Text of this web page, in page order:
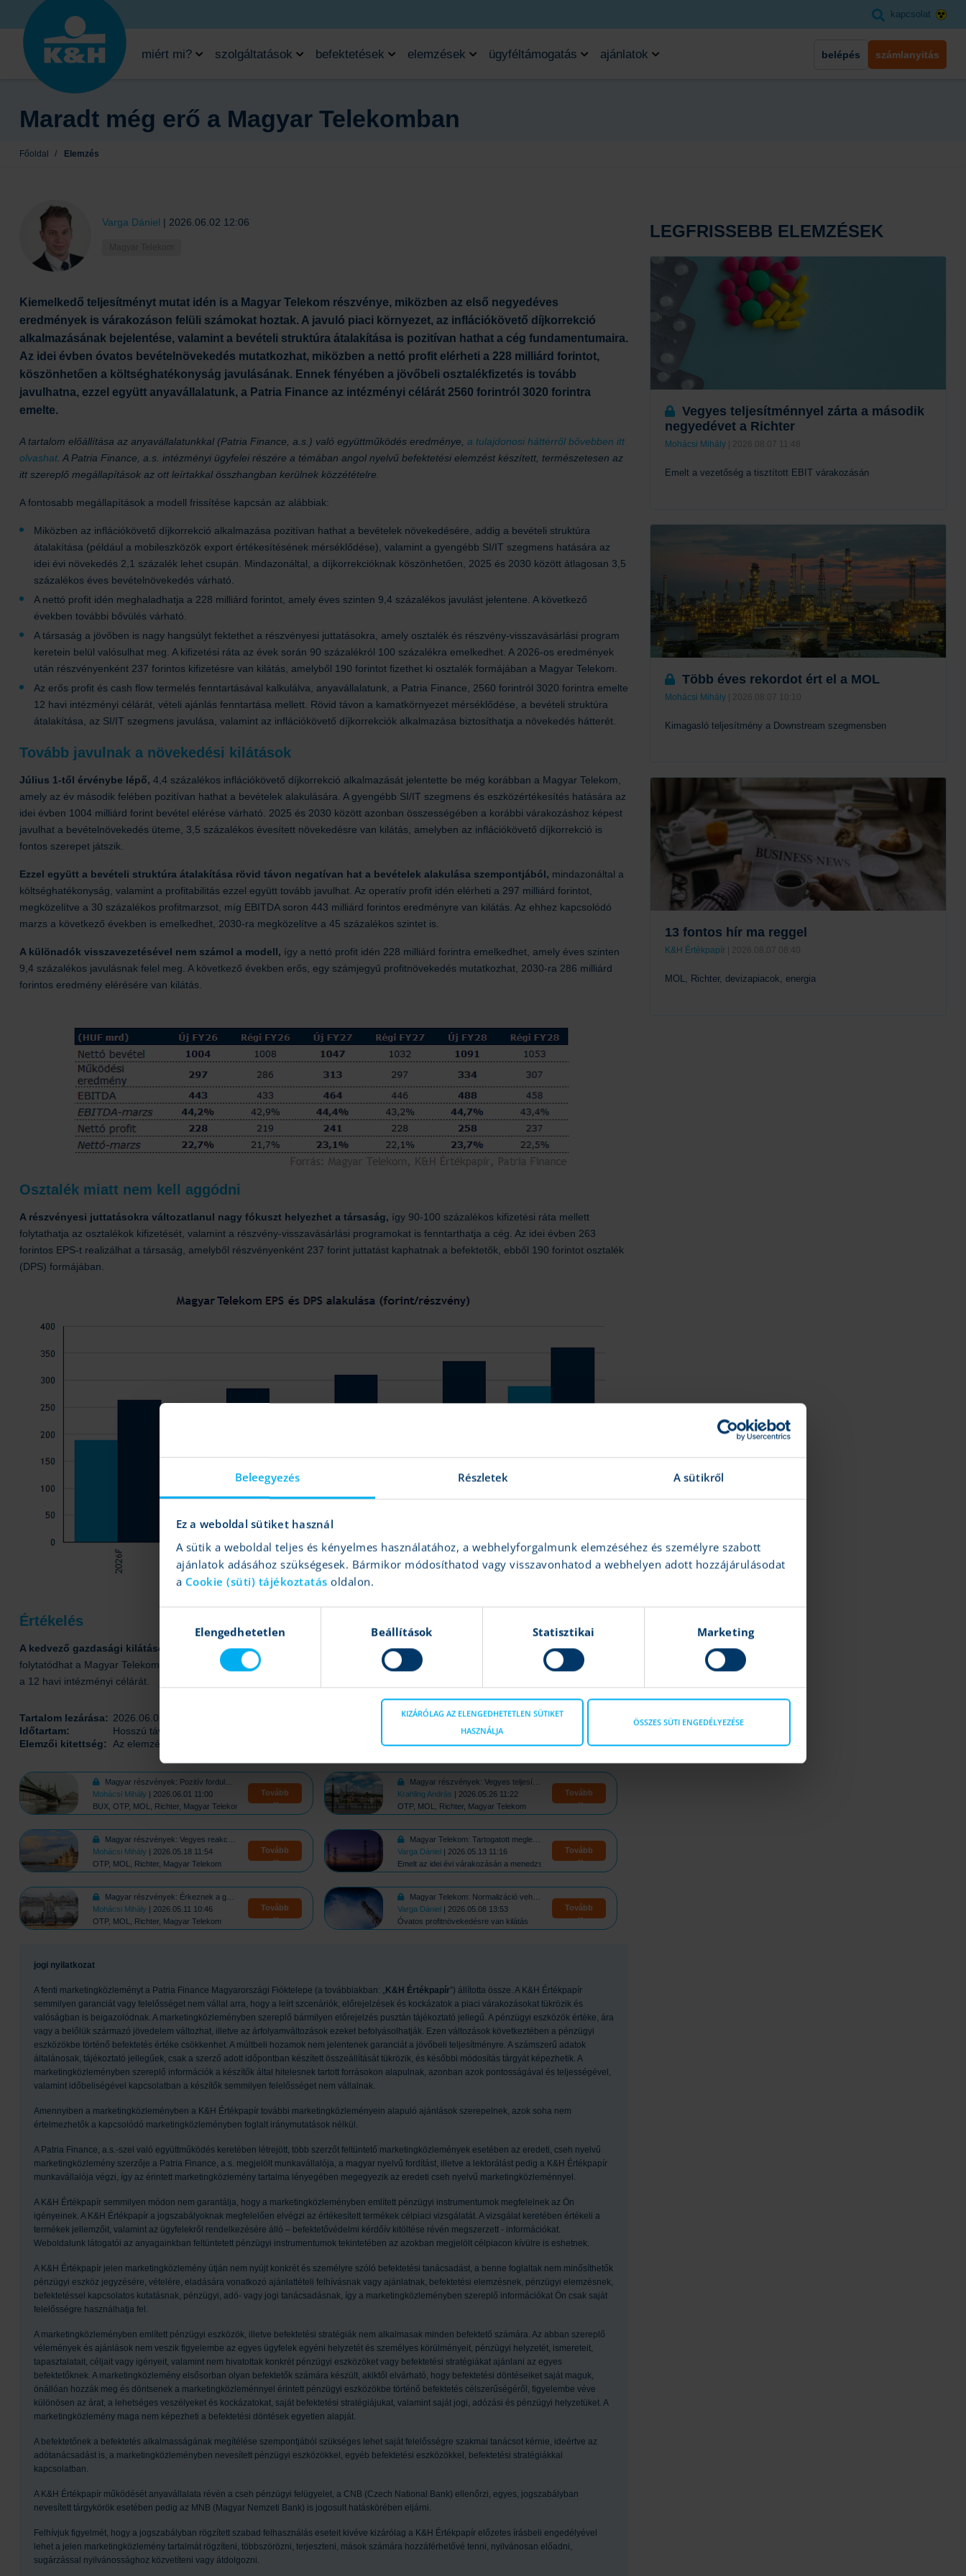
Beleegyezés Részletek A sütikről
Ez a weboldal sütiket használ
A sütik a weboldal teljes és kényelmes használatához, a webhelyforgalmunk elemzéséhez és személyre szabott
ajánlatok adásához szükségesek. Bármikor módosíthatod vagy visszavonhatod a webhelyen adott hozzájárulásodat
a Cookie (süti) tájékoztatás oldalon.
kiválasztásaElengedhetetlen Beállítások Statisztikai Marketing
KIZÁRÓLAG AZ ELENGEDHETETLEN SÜTIKET
HASZNÁLJA
ÖSSZES SÜTI ENGEDÉLYEZÉSE
kapcsolat
miért mi? szolgáltatások befektetések elemzések ügyféltámogatás ajánlatok belépés számlanyitás
Maradt még erő a Magyar Telekomban
Főoldal / Elemzés
Varga Dániel | 2026.06.02 12:06
Kiemelkedő teljesítményt mutat idén is a Magyar Telekom részvénye, miközben az első negyedéves
eredmények is várakozáson felüli számokat hoztak. A javuló piaci környezet, az inflációkövető díjkorrekció
alkalmazásának bejelentése, valamint a bevételi struktúra átalakítása is pozitívan hathat a cég fundamentumaira.
Az idei évben óvatos bevételnövekedés mutatkozhat, miközben a nettó profit elérheti a 228 milliárd forintot,
köszönhetően a költséghatékonyság javulásának. Ennek fényében a jövőbeli osztalékfizetés is tovább
javulhatna, ezzel együtt anyavállalatunk, a Patria Finance az intézményi célárát 2560 forintról 3020 forintra
emelte.
A tartalom előállítása az anyavállalatunkkal (Patria Finance, a.s.) való együttműködés eredménye, a tulajdonosi háttérről bővebben itt
olvashat . A Patria Finance, a.s. intézményi ügyfelei részére a témában angol nyelvű befektetési elemzést készített, természetesen az
itt szereplő megállapítások az ott leírtakkal összhangban kerülnek közzétételre.
A fontosabb megállapítások a modell frissítése kapcsán az alábbiak:
Miközben az inflációkövető díjkorrekció alkalmazása pozitívan hathat a bevételek növekedésére, addig a bevételi struktúra
átalakítása (például a mobileszközök export értékesítésének mérséklődése), valamint a gyengébb SI/IT szegmens hatására az
idei évi növekedés 2,1 százalék lehet csupán. Mindazonáltal, a díjkorrekcióknak köszönhetően, 2025 és 2030 között átlagosan 3,5
százalékos éves bevételnövekedés várható.
A nettó profit idén meghaladhatja a 228 milliárd forintot, amely éves szinten 9,4 százalékos javulást jelentene. A következő
években további bővülés várható.
A társaság a jövőben is nagy hangsúlyt fektethet a részvényesi juttatásokra, amely osztalék és részvény-visszavásárlási program
keretein belül valósulhat meg. A kifizetési ráta az évek során 90 százalékról 100 százalékra emelkedhet. A 2026-os eredmények
után részvényenként 237 forintos kifizetésre van kilátás, amelyből 190 forintot fizethet ki osztalék formájában a Magyar Telekom.
Az erős profit és cash flow termelés fenntartásával kalkulálva, anyavállalatunk, a Patria Finance, 2560 forintról 3020 forintra emelte
12 havi intézményi célárát, vételi ajánlás fenntartása mellett. Rövid távon a kamatkörnyezet mérséklődése, a bevételi struktúra
átalakítása, az SI/IT szegmens javulása, valamint az inflációkövető díjkorrekciók alkalmazása biztosíthatja a növekedés hátterét.
Tovább javulnak a növekedési kilátások
Július 1-től érvénybe lépő, 4,4 százalékos inflációkövető díjkorrekció alkalmazását jelentette be még korábban a Magyar Telekom,
amely az év második felében pozitívan hathat a bevételek alakulására. A gyengébb SI/IT szegmens és eszközértékesítés hatására az
idei évben 1004 milliárd forint bevétel elérése várható. 2025 és 2030 között azonban összességében a korábbi várakozáshoz képest
javulhat a bevételnövekedés üteme, 3,5 százalékos évesített növekedésre van kilátás, amelyben az inflációkövető díjkorrekció is
fontos szerepet játszik.
Ezzel együtt a bevételi struktúra átalakítása rövid távon negatívan hat a bevételek alakulása szempontjából, mindazonáltal a
költséghatékonyság, valamint a profitabilitás ezzel együtt tovább javulhat. Az operatív profit idén elérheti a 297 milliárd forintot,
megközelítve a 30 százalékos profitmarzsot, míg EBITDA soron 443 milliárd forintos eredményre van kilátás. Az ehhez kapcsolódó
marzs a következő években is emelkedhet, 2030-ra megközelítve a 45 százalékos szintet is.
A különadók visszavezetésével nem számol a modell, így a nettó profit idén 228 milliárd forintra emelkedhet, amely éves szinten
9,4 százalékos javulásnak felel meg. A következő években erős, egy számjegyű profitnövekedés mutatkozhat, 2030-ra 286 milliárd
forintos eredmény elérésére van kilátás.
Osztalék miatt nem kell aggódni
A részvényesi juttatásokra változatlanul nagy fókuszt helyezhet a társaság, így 90-100 százalékos kifizetési ráta mellett
folytathatja az osztalékok kifizetését, valamint a részvény-visszavásárlási programokat is fenntarthatja a cég. Az idei évben 263
forintos EPS-t realizálhat a társaság, amelyből részvényenként 237 forint juttatást kaphatnak a befektetők, ebből 190 forintot osztalék
(DPS) formájában.
Értékelés
A kedvező gazdasági kilátásoknak, a kamatkörnyezet mérséklődésének,
valamint a piaci szentiment javulásának köszönhetően
folytatódhat a Magyar Telekom növekedése is. Ennek fényében anyavállalatunk, a Patria Finance, 2560 forintról 3020 forintra emelte
a 12 havi intézményi célárát.
Tartalom lezárása: 2026.06.02 12:06
Időtartam:
Hosszú táv (több, mint fél év)
Elemzői kitettség:
Az elemzés magyar szerzője a fenti értékpapírból nem rendelkezik részvényekkel.
Magyar részvények: Pozitív fordulat a hazai piacon
Mohácsi Mihály | 2026.06.01 11:00
BUX, OTP, MOL, Richter, Magyar Telekom
Tovább
Magyar részvények: Vegyes teljesítmények a magyar piacon
Krahling András | 2026.05.26 11:22
OTP, MOL, Richter, Magyar Telekom
Tovább
Magyar részvények: Vegyes reakciók a gyorsjelentések után
Mohácsi Mihály | 2026.05.18 11:54
OTP, MOL, Richter, Magyar Telekom
Tovább
Magyar Telekom: Tartogatott meglepetést a gyorsjelentés
Varga Dániel | 2026.05.13 11:16
Emelt az idei évi várakozásán a menedzsment
Tovább
Magyar részvények: Érkeznek a gyorsjelentések
Mohácsi Mihály | 2026.05.11 10:46
OTP, MOL, Richter, Magyar Telekom
Tovább
Magyar Telekom: Normalizáció veheti kezdetét
Varga Dániel | 2026.05.08 13:53
Óvatos profitnövekedésre van kilátás
Tovább
jogi nyilatkozat
A fenti marketingközleményt a Patria Finance Magyarországi Fióktelepe (a továbbiakban: „K&H Értékpapír”) állította össze. A K&H Értékpapír
semmilyen garanciát vagy felelősséget nem vállal arra, hogy a leírt szcenáriók, előrejelzések és kockázatok a piaci várakozásokat tükrözik és
valóságban is beigazolódnak. A marketingközleményben szereplő bármilyen előrejelzés pusztán tájékoztató jellegű. A pénzügyi eszközök értéke, ára
vagy a belőlük származó jövedelem változhat, illetve az árfolyamváltozások ezeket befolyásolhatják. Ezen változások következtében a pénzügyi
eszközökbe történő befektetés értéke csökkenhet. A múltbeli hozamok nem jelentenek garanciát a jövőbeli teljesítményre. A számszerű adatok
általánosak, tájékoztató jellegűek, csak a szerző adott időpontban készített összeállítását tükrözik, és későbbi módosítás tárgyát képezhetik. A
marketingközleményben szereplő információk a készítők által hitelesnek tartott forrásokon alapulnak, azonban azok pontosságával és teljességével,
valamint időbeliségével kapcsolatban a készítők semmilyen felelősséget nem vállalnak.
Amennyiben a marketingközleményben a K&H Értékpapír további marketingközleményein alapuló ajánlások szerepelnek, azok soha nem
értelmezhetők a kapcsolódó marketingközleményben foglalt iránymutatások nélkül.
A Patria Finance, a.s.-szel való együttműködés keretében létrejött, több szerzőt feltüntető marketingközlemények esetében az eredeti, cseh nyelvű
marketingközlemény szerzője a Patria Finance, a.s. megjelölt munkavállalója, a magyar nyelvű fordítást, illetve a lektorálást pedig a K&H Értékpapír
munkavállalója végzi, így az érintett marketingközlemény tartalma lényegében megegyezik az eredeti cseh nyelvű marketingközleménnyel.
A K&H Értékpapír semmilyen módon nem garantálja, hogy a marketingközleményben említett pénzügyi instrumentumok megfelelnek az Ön
igényeinek. A K&H Értékpapír a jogszabályoknak megfelelően elvégzi az értékesített termékek célpiaci vizsgálatát. A vizsgálat keretében értékeli a
termékek jellemzőit, valamint az ügyfelekről rendelkezésére álló – befektetővédelmi kérdőív kitöltése révén megszerzett - információkat.
Weboldalunk látogatói az anyagainkban feltüntetett pénzügyi instrumentumok tekintetében az azokban megjelölt célpiacon kívülre is eshetnek.
A K&H Értékpapír jelen marketingközlemény útján nem nyújt konkrét és személyre szóló befektetési tanácsadást, a benne foglaltak nem minősíthetők
pénzügyi eszköz jegyzésére, vételére, eladására vonatkozó ajánlattételi felhívásnak vagy ajánlatnak, befektetési elemzésnek, pénzügyi elemzésnek,
befektetéssel kapcsolatos kutatásnak, pénzügyi, adó- vagy jogi tanácsadásnak, így a marketingközleményben szereplő információkat Ön csak saját
felelősségre használhatja fel.
A marketingközleményben említett pénzügyi eszközök, illetve befektetési stratégiák nem alkalmasak minden befektető számára. Az abban szereplő
vélemények és ajánlások nem veszik figyelembe az egyes ügyfelek egyéni helyzetét és személyes körülményeit, pénzügyi helyzetét, ismereteit,
tapasztalatait, céljait vagy igényeit, valamint nem hivatottak konkrét pénzügyi eszközöket vagy befektetési stratégiákat ajánlani az egyes
befektetőknek. A marketingközlemény elsősorban olyan befektetők számára készült, akiktől elvárható, hogy befektetési döntéseiket saját maguk,
önállóan hozzák meg és döntsenek a marketingközleménnyel érintett pénzügyi eszközökbe történő befektetés célszerűségéről, figyelembe véve
különösen az árat, a lehetséges veszélyeket és kockázatokat, saját befektetési stratégiájukat, valamint saját jogi, adózási és pénzügyi helyzetüket. A
marketingközlemény maga nem képezheti a befektetési döntések egyetlen alapját.
A befektetőnek a befektetés alkalmasságának megítélése szempontjából szükséges lehet saját felelősségre szakmai tanácsot kérnie, ideértve az
adótanácsadást is, a marketingközleményben nevesített pénzügyi eszközökkel, egyéb befektetési eszközökkel, befektetési stratégiákkal
kapcsolatban.
A K&H Értékpapír működését anyavállalata révén a cseh pénzügyi felügyelet, a CNB (Czech National Bank) ellenőrzi, egyes, jogszabályban
nevesített tárgykörök esetében pedig az MNB (Magyar Nemzeti Bank) is jogosult hatáskörében eljárni.
Felhívjuk figyelmét, hogy a jogszabályban rögzített szabad felhasználás eseteit kivéve kizárólag a K&H Értékpapír előzetes írásbeli engedélyével
lehet a jelen marketingközlemény tartalmát rögzíteni, többszörözni, terjeszteni, mások számára hozzáférhetővé tenni, nyilvánosan előadni,
sugárzással nyilvánossághoz közvetíteni vagy átdolgozni.
LEGFRISSEBB ELEMZÉSEK
Vegyes teljesítménnyel zárta a második
negyedévet a Richter
Mohácsi Mihály | 2026.08.07 11:48
Emelt a vezetőség a tisztított EBIT várakozásán
Több éves rekordot ért el a MOL
Mohácsi Mihály | 2026.08.07 10:10
Kimagasló teljesítmény a Downstream szegmensben
Tovább
13 fontos hír ma reggel
K&H Értékpapír | 2026.08.07 08:40
MOL, Richter, devizapiacok, energia